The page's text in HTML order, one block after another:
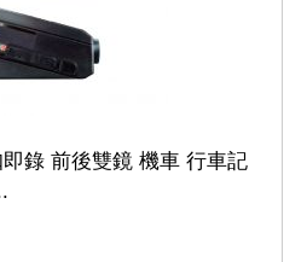
錄 前後雙鏡 機車 行車記